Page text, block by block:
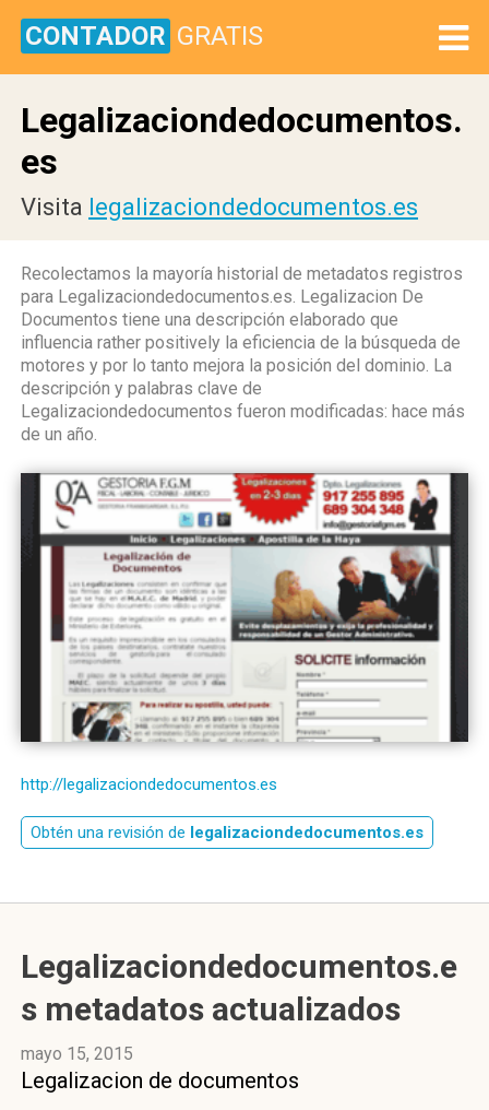
CONTADOR GRATIS
Legalizaciondedocumentos.
es
Visita legalizaciondedocumentos.es
Recolectamos la mayoría historial de metadatos registros
para Legalizaciondedocumentos.es. Legalizacion De
Documentos tiene una descripción elaborado que
influencia rather positively la eficiencia de la búsqueda de
motores y por lo tanto mejora la posición del dominio. La
descripción y palabras clave de
Legalizaciondedocumentos fueron modificadas: hace más
de un año.
http://legalizaciondedocumentos.es
Obtén una revisión de legalizaciondedocumentos.es
Legalizaciondedocumentos.e
s metadatos actualizados
mayo 15, 2015
Legalizacion de documentos